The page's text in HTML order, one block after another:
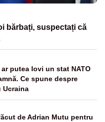
bărbați, suspectați că
putea lovi un stat NATO
Ce spune despre
Ucraina
de Adrian Mutu pentru